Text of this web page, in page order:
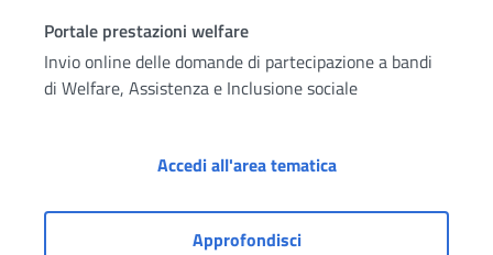
Portale prestazioni welfare
Invio online delle domande di partecipazione a bandi
di Welfare, Assistenza e Inclusione sociale
Accedi all'area tematicaPortale prestazioni
ApprofondisciPortale prestazioni